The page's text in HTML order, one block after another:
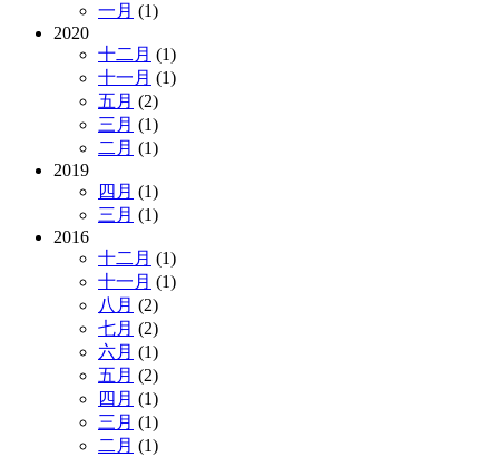
一月 (1)
2020
十二月 (1)
十一月 (1)
五月 (2)
三月 (1)
二月 (1)
2019
四月 (1)
三月 (1)
2016
十二月 (1)
十一月 (1)
八月 (2)
七月 (2)
六月 (1)
五月 (2)
四月 (1)
三月 (1)
二月 (1)